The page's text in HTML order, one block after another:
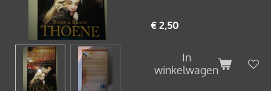
€ 2,50
In
winkelwagen